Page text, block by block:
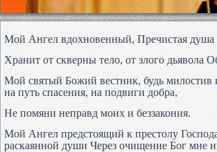
Мой Ангел вдохновенный, Пречистая душа
Хранит от скверны тело, от злого дьявола
Мой святый Божий вестник, будь
на путь спасения, на подвиги добра,
Не помяни неправд моих и беззакония.
Мой Ангел предстоящий к престолу
раскаянной души Через очищение Бог мне